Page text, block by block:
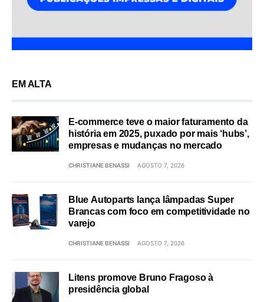
EM ALTA
E-commerce teve o maior faturamento da
história em 2025, puxado por mais ‘hubs’,
empresas e mudanças no mercado
CHRISTIANE BENASSI AGOSTO 7, 2026
Blue Autoparts lança lâmpadas Super
Brancas com foco em competitividade no
varejo
CHRISTIANE BENASSI AGOSTO 7, 2026
Litens promove Bruno Fragoso à
presidência global